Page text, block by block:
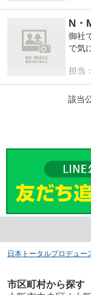
審査
来な
ガッ
は全
んは
いろ
さを
神
た
その
いろ
後と
もよ
N・
御社
で気
で、
何度
物件
な
生
た
す
す
願い
担当
該当
日本トータルプロデュー
市区町村から探す